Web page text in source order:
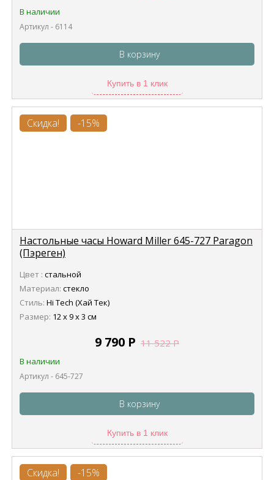
В наличии
Артикул - 6114
В корзину
Купить в 1 клик
Скидка! -15%
Настольные часы Howard Miller 645-727 Paragon
(Пэреген)
Цвет : стальной
Материал: стекло
Стиль: Hi Tech (Хай Тек)
Размер: 12 х 9 х 3 см
9 790 Р 11 522Р
В наличии
Артикул - 645-727
В корзину
Купить в 1 клик
Скидка! -15%